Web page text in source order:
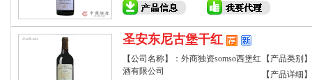
圣安东尼古堡干红
【公司名称】：外商独资somso西堡红
酒有限公司
【产品类别
【产品详细